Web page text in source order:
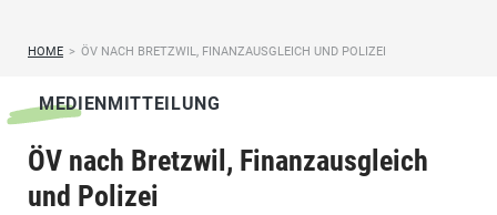
HOME > ÖV NACH BRETZWIL, FINANZAUSGLEICH UND POLIZEI
MEDIENMITTEILUNG
ÖV nach Bretzwil, Finanzausgleich
und Polizei